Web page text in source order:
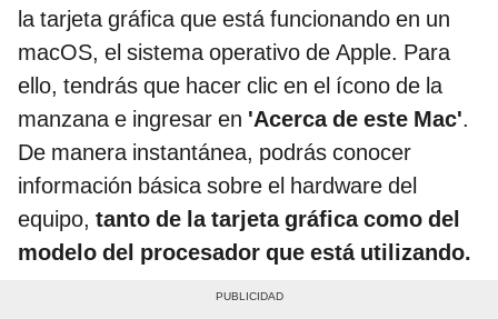
la tarjeta gráfica que está funcionando en un
macOS, el sistema operativo de Apple. Para
ello, tendrás que hacer clic en el ícono de la
manzana e ingresar en 'Acerca de este Mac'.
De manera instantánea, podrás conocer
información básica sobre el hardware del
equipo, tanto de la tarjeta gráfica como del
modelo del procesador que está utilizando.